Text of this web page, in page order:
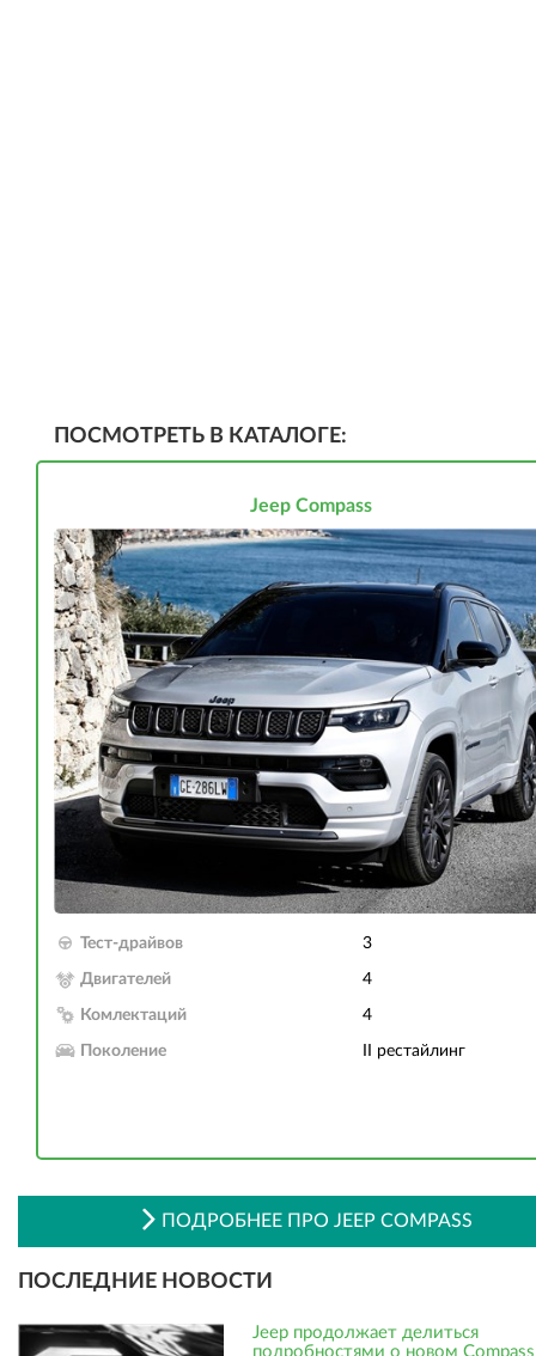
ПОСМОТРЕТЬ В КАТАЛОГЕ:
Jeep Compass
Тест-драйвов 3
Двигателей 4
Комлектаций 4
Поколение II рестайлинг
ПОДРОБНЕЕ ПРО JEEP COMPASS
ПОСЛЕДНИЕ НОВОСТИ
Jeep продолжает делиться
подробностями о новом Compass